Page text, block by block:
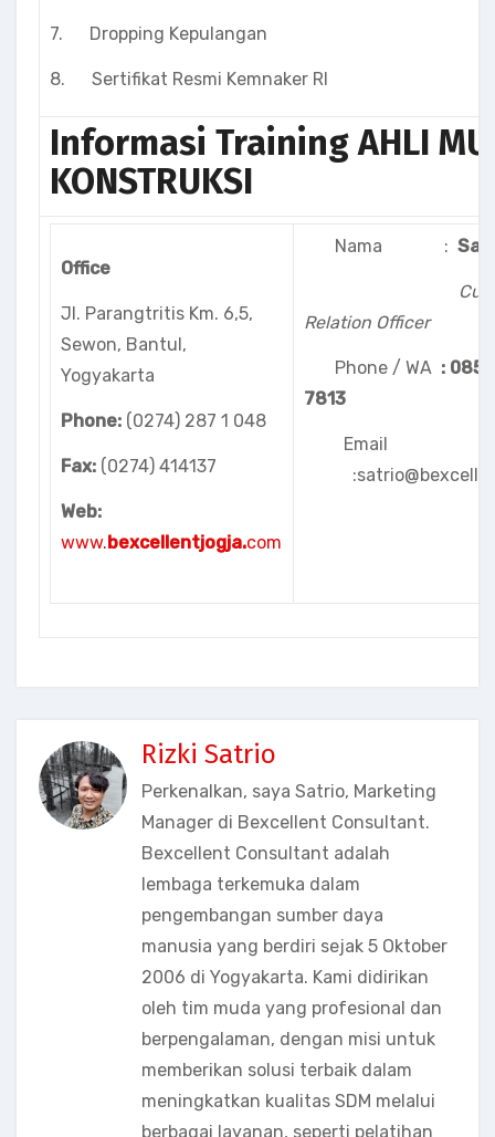
7. Dropping Kepulangan
8. Sertifikat Resmi Kemnaker RI
Informasi TrainingAHLI
KONSTRUKSI
Office
Jl. Parangtritis Km. 6,5,
Sewon, Bantul,
Yogyakarta
Phone: (0274) 287 1 048
Fax: (0274) 414137
Web:
www.bexcellentjogja.com
Nama :
Relation Officer
Phone / WA :
7813
Email
Rizki Satrio
Perkenalkan, saya Satrio, Marketing
Manager di Bexcellent Consultant.
Bexcellent Consultant adalah
lembaga terkemuka dalam
pengembangan sumber daya
manusia yang berdiri sejak 5 Oktober
2006 di Yogyakarta. Kami didirikan
oleh tim muda yang profesional dan
berpengalaman, dengan misi untuk
memberikan solusi terbaik dalam
meningkatkan kualitas SDM melalui
berbagai layanan, seperti pelatihan